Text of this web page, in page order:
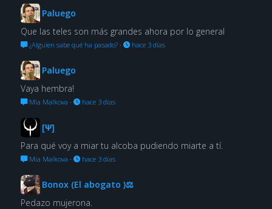
Paluego
Que las teles son más grandes ahora por lo general
¿Alguien sabe qué ha pasado?· hace 3 días
Paluego
Vaya hembra!
Mia Malkova · hace 3 días
[Ψ]
Para qué voy a miar tu alcoba pudiendo miarte a tí.
Mia Malkova · hace 3 días
Bonox (El abogato )⚖
Pedazo mujerona.